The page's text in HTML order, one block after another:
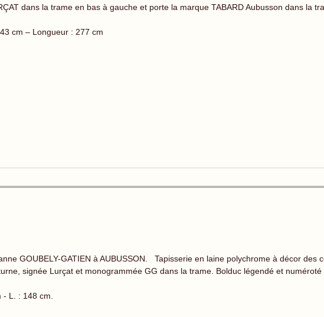
dans la trame en bas à gauche et porte la marque TABARD Aubusson dans la
cm – Longueur : 277 cm
GOUBELY-GATIEN à AUBUSSON. Tapisserie en laine polychrome à décor des
signée Lurçat et monogrammée GG dans la trame. Bolduc légendé et
- L. : 148 cm.